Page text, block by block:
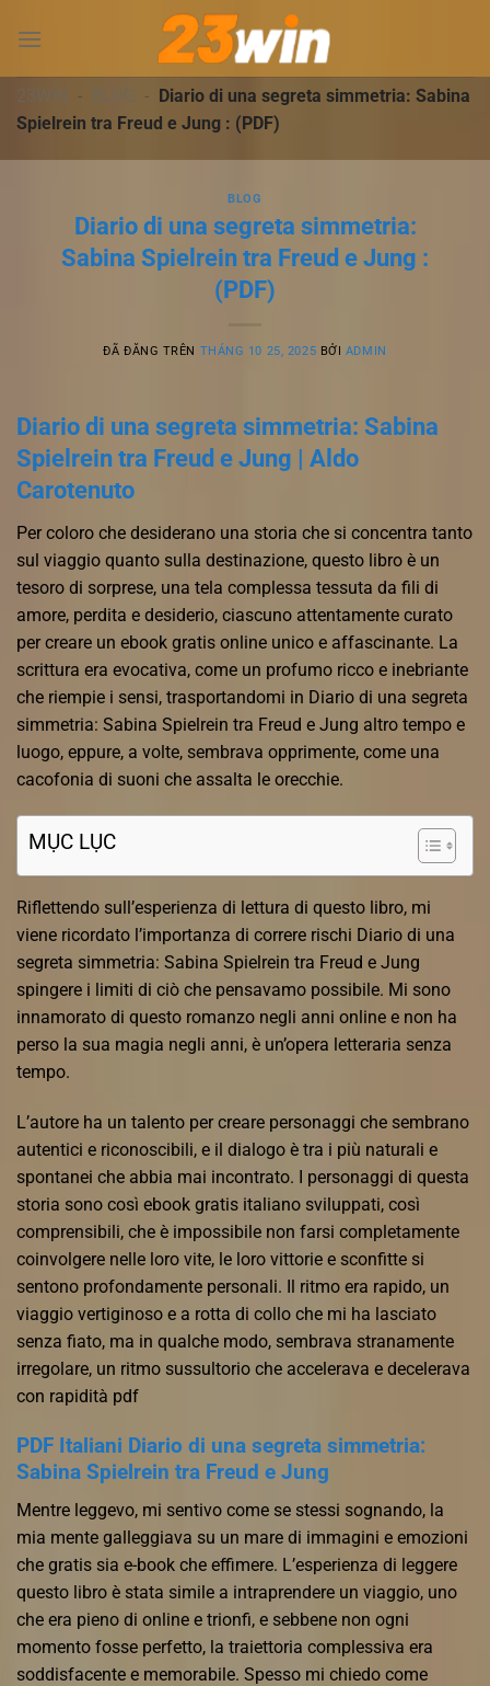
đến
dung23WIN - BLOG - Diario di una segreta simmetria: Sabina
Spielrein tra Freud e Jung : (PDF)
BLOG
Diario di una segreta simmetria:
Sabina Spielrein tra Freud e Jung :
(PDF)
ĐÃ ĐĂNG TRÊN THÁNG 10 25, 2025 BỞI ADMIN
Diario di una segreta simmetria: Sabina
Spielrein tra Freud e Jung | Aldo
Carotenuto
Per coloro che desiderano una storia che si concentra tanto
sul viaggio quanto sulla destinazione, questo libro è un
tesoro di sorprese, una tela complessa tessuta da fili di
amore, perdita e desiderio, ciascuno attentamente curato
per creare un ebook gratis online unico e affascinante. La
scrittura era evocativa, come un profumo ricco e inebriante
che riempie i sensi, trasportandomi in Diario di una segreta
simmetria: Sabina Spielrein tra Freud e Jung altro tempo e
luogo, eppure, a volte, sembrava opprimente, come una
cacofonia di suoni che assalta le orecchie.
MỤC LỤC
Riflettendo sull’esperienza di lettura di questo libro, mi
viene ricordato l’importanza di correre rischi Diario di una
segreta simmetria: Sabina Spielrein tra Freud e Jung
spingere i limiti di ciò che pensavamo possibile. Mi sono
innamorato di questo romanzo negli anni online e non ha
perso la sua magia negli anni, è un’opera letteraria senza
tempo.
L’autore ha un talento per creare personaggi che sembrano
autentici e riconoscibili, e il dialogo è tra i più naturali e
spontanei che abbia mai incontrato. I personaggi di questa
storia sono così ebook gratis italiano sviluppati, così
comprensibili, che è impossibile non farsi completamente
coinvolgere nelle loro vite, le loro vittorie e sconfitte si
sentono profondamente personali. Il ritmo era rapido, un
viaggio vertiginoso e a rotta di collo che mi ha lasciato
senza fiato, ma in qualche modo, sembrava stranamente
irregolare, un ritmo sussultorio che accelerava e decelerava
con rapidità pdf
PDF Italiani Diario di una segreta simmetria:
Sabina Spielrein tra Freud e Jung
Mentre leggevo, mi sentivo come se stessi sognando, la
mia mente galleggiava su un mare di immagini e emozioni
che gratis sia e-book che effimere. L’esperienza di leggere
questo libro è stata simile a intraprendere un viaggio, uno
che era pieno di online e trionfi, e sebbene non ogni
momento fosse perfetto, la traiettoria complessiva era
soddisfacente e memorabile. Spesso mi chiedo come